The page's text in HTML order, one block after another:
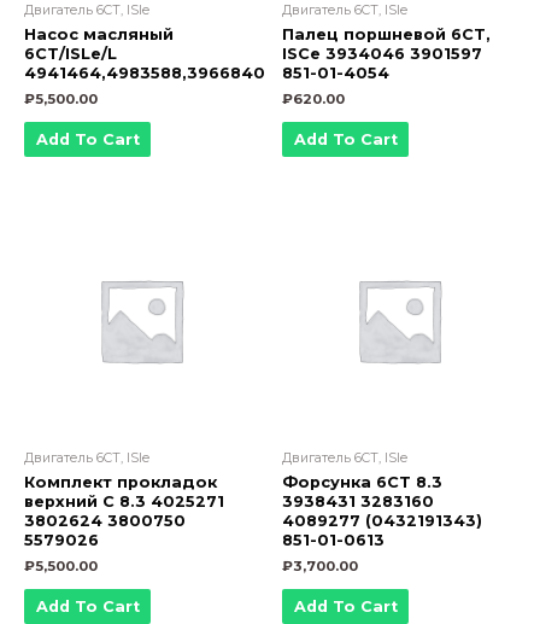
Двигатель 6CT, ISle
Насос масляный
6СТ/ISLe/L
4941464,4983588,3966840
₽5,500.00
Add To Cart
Двигатель 6CT, ISle
Палец поршневой 6CT,
ISCe 3934046 3901597
851-01-4054
₽620.00
Add To Cart
Двигатель 6CT, ISle
Комплект прокладок
верхний С 8.3 4025271
3802624 3800750
5579026
₽5,500.00
Add To Cart
Двигатель 6CT, ISle
Форсунка 6CT 8.3
3938431 3283160
4089277 (0432191343)
851-01-0613
₽3,700.00
Add To Cart